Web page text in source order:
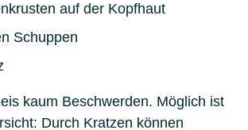
auf der Kopfhaut
Schuppen
kaum Beschwerden. Möglich ist
Durch Kratzen können